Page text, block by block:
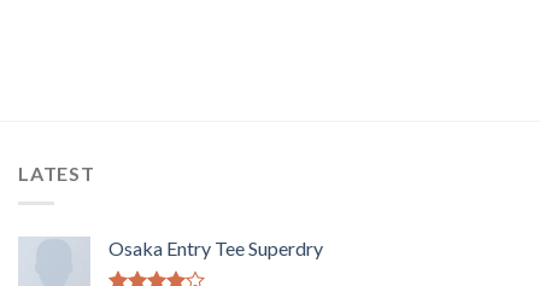
LATEST
Osaka Entry Tee Superdry